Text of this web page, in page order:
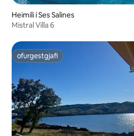
Heimili í Ses Salines
Mistral Villa 6
ofurgestgjafi
ofurgestgjafi